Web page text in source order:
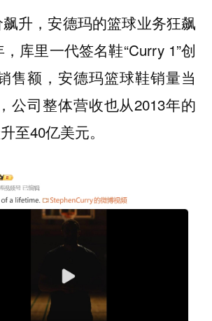
升，安德玛的篮球业务狂飙
库里一代签名鞋“Curry 1”创
售额，安德玛篮球鞋销量当
公司整体营收也从2013年的
至40亿美元。